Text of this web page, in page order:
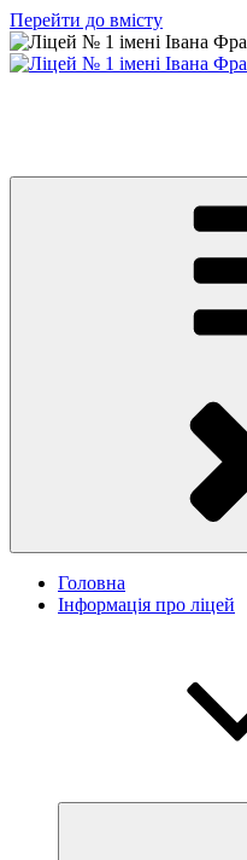
Перейти до вмісту
Головна
Інформація про ліцей